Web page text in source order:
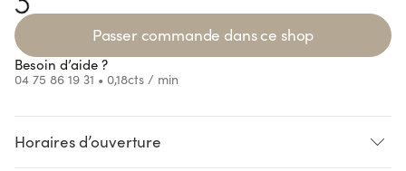
Passer commande dans ce shop
Besoin d’aide ?
04 75 86 19 31 • 0,18cts / min
Horaires d’ouverture